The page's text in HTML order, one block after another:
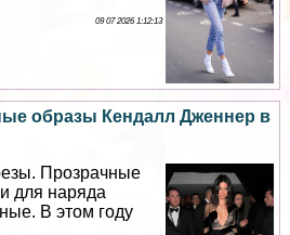
09 07 2026 1:12:13
образы Кендалл Дженнер в
Прозрачные
для наряда
В этом году